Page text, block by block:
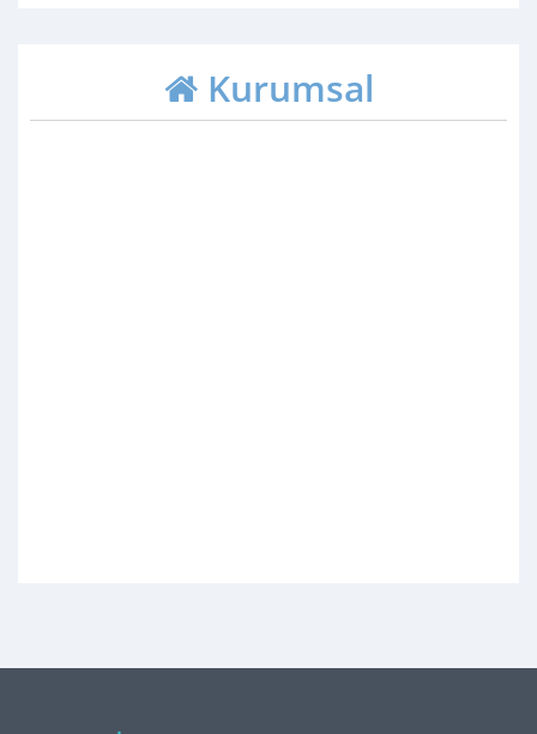
Kurumsal